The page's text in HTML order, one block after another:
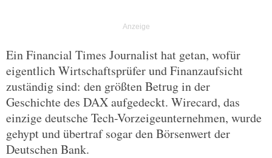
Ein Financial Times Journalist hat getan, wofür
eigentlich Wirtschaftsprüfer und Finanzaufsicht
zuständig sind: den größten Betrug in der
Geschichte des DAX aufgedeckt. Wirecard, das
einzige deutsche Tech-Vorzeigeunternehmen, wurde
gehypt und übertraf sogar den Börsenwert der
Deutschen Bank.